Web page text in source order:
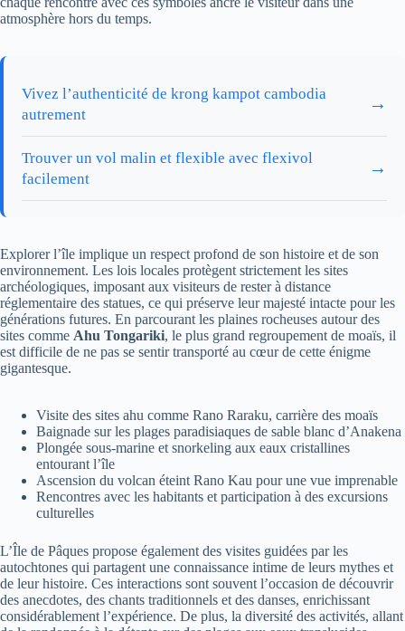
atmosphère hors du temps.
Vivez l’authenticité de krong kampot cambodia
autrement
→
Trouver un vol malin et flexible avec flexivol
facilement
→
Explorer l’île implique un respect profond de son histoire et de son
environnement. Les lois locales protègent strictement les sites
archéologiques, imposant aux visiteurs de rester à distance
réglementaire des statues, ce qui préserve leur majesté intacte pour les
générations futures. En parcourant les plaines rocheuses autour des
sites comme Ahu Tongariki, le plus grand regroupement de moaïs, il
est difficile de ne pas se sentir transporté au cœur de cette énigme
gigantesque.
Visite des sites ahu comme Rano Raraku, carrière des moaïs
Baignade sur les plages paradisiaques de sable blanc d’Anakena
Plongée sous-marine et snorkeling aux eaux cristallines
entourant l’île
Ascension du volcan éteint Rano Kau pour une vue imprenable
Rencontres avec les habitants et participation à des excursions
culturelles
L’Île de Pâques propose également des visites guidées par les
autochtones qui partagent une connaissance intime de leurs mythes et
de leur histoire. Ces interactions sont souvent l’occasion de découvrir
des anecdotes, des chants traditionnels et des danses, enrichissant
considérablement l’expérience. De plus, la diversité des activités, allant